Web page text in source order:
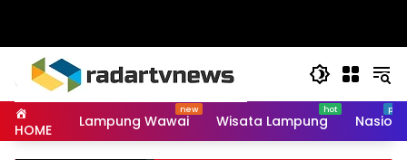
HOME Lampung Wawai Wisata Lampung